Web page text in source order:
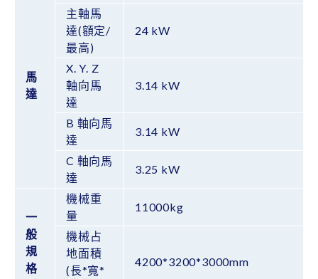
馬
達
主軸馬
達(額定/
最高)
24 kW
X. Y. Z
軸向馬
達
3.14 kW
B 軸向馬
達
3.14 kW
C 軸向馬
達
3.25 kW
一
般
規
格
機械重
量
11000kg
機械占
地面積
(長*寬*
4200*3200*3000mm